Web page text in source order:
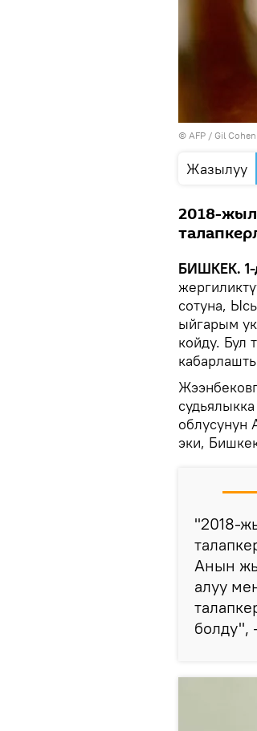
© AFP / Gil
Жазылуу
2018-
БИШКЕК. 1-
сотуна,
ыйгарым
койду. Бул
облусунун
эки,
"2018-
Анын
алуу
болду",